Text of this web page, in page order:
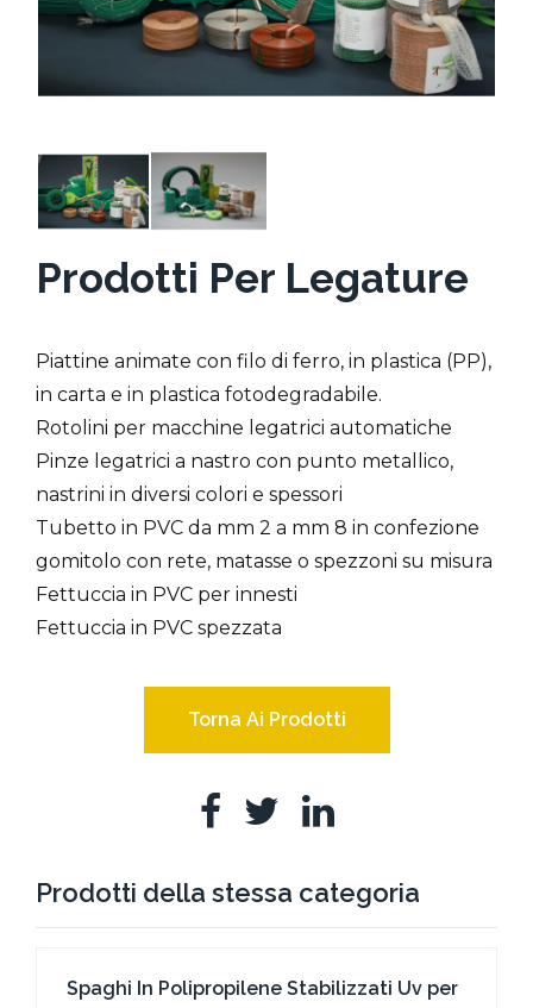
Prodotti Per Legature
Piattine animate con filo di ferro, in plastica (PP),
in carta e in plastica fotodegradabile.
Rotolini per macchine legatrici automatiche
Pinze legatrici a nastro con punto metallico,
nastrini in diversi colori e spessori
Tubetto in PVC da mm 2 a mm 8 in confezione
gomitolo con rete, matasse o spezzoni su misura
Fettuccia in PVC per innesti
Fettuccia in PVC spezzata
Torna Ai Prodotti
Prodotti della stessa categoria
Spaghi In Polipropilene Stabilizzati Uv per